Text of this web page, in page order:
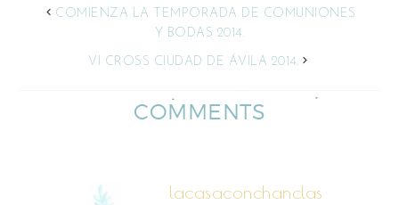
COMIENZA LA TEMPORADA DE COMUNIONES
Y BODAS 2014.
VI CROSS CIUDAD DE ÁVILA 2014.
COMMENTS
lacasaconchanclas